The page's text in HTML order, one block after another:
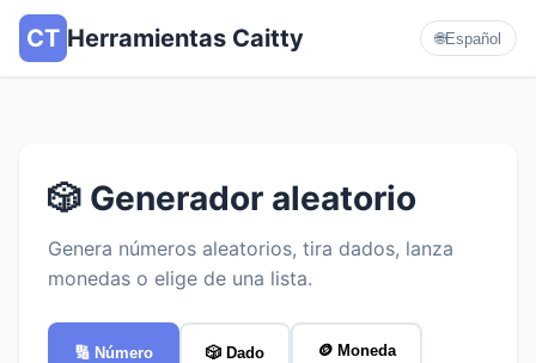
CT Herramientas Caitty 🌐Español
🎲 Generador aleatorio
Genera números aleatorios, tira dados, lanza
monedas o elige de una lista.
🔢 Número 🎲 Dado 🪙 Moneda